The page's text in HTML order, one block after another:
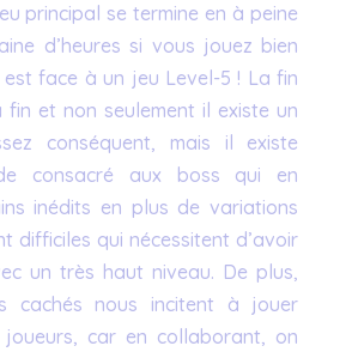
principal se termine en à peine
d’heures si vous jouez bien
face à un jeu Level-5 ! La fin
fin et non seulement il existe un
conséquent, mais il existe
consacré aux boss qui en
inédits en plus de variations
difficiles qui nécessitent d’avoir
un très haut niveau. De plus,
cachés nous incitent à jouer
joueurs, car en collaborant, on